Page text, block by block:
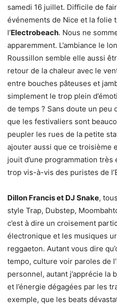
samedi 16 juillet. Difficile de
événements de Nice et la folie
l’Electrobeach. Nous ne
apparemment. L’ambiance le
Roussillon semble elle aussi
retour de la chaleur avec le
entre bouches pâteuses et
simplement le trop plein
de temps ? Sans doute un peu
que les festivaliers sont
peupler les rues de la petite
ajouter aussi que ce troisième
jouit d’une programmation
trop vis-à-vis des puristes de
Dillon Francis et DJ Snake,
style Trap, Dubstep,
c’est à dire un croisement
électronique et les musiques
reggaeton. Autant vous dire
tempo, culture voir paroles de
personnel, autant j’apprécie la
et l’énergie dégagées par les
exemple, que les beats